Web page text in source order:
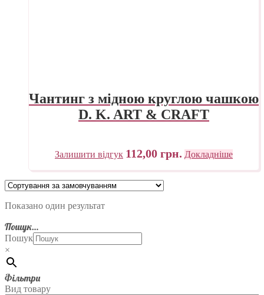
Чантинг з мідною круглою чашкою
D. K. ART & CRAFT
Залишити відгук 112,00 грн. Докладніше
Показано один результат
Пошук…
Пошук
×
Фільтри
Вид товару